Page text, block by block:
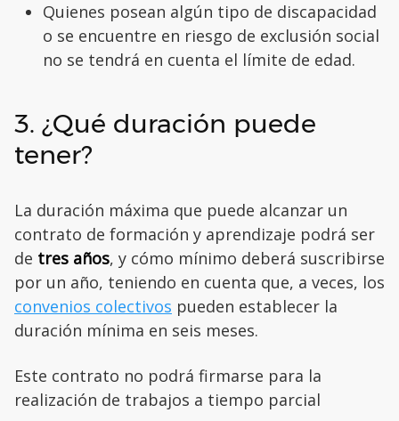
Quienes posean algún tipo de discapacidad
o se encuentre en riesgo de exclusión social
no se tendrá en cuenta el límite de edad.
3. ¿Qué duración puede
tener?
La duración máxima que puede alcanzar un
contrato de formación y aprendizaje podrá ser
de tres años, y cómo mínimo deberá suscribirse
por un año, teniendo en cuenta que, a veces, los
convenios colectivos pueden establecer la
duración mínima en seis meses.
Este contrato no podrá firmarse para la
realización de trabajos a tiempo parcial